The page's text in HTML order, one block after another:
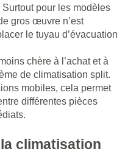
Surtout pour les modèles
gros œuvre n’est
le tuyau d’évacuation
chère à l’achat et à
de climatisation split.
mobiles, cela permet
différentes pièces
climatisation